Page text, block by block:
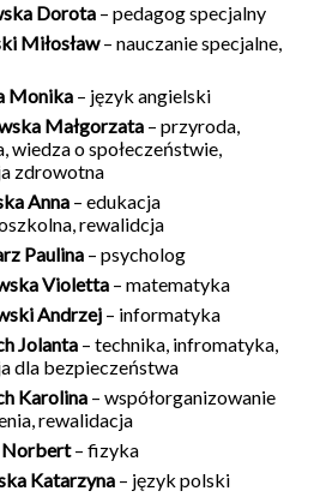
Dorota – pedagog specjalny
Miłosław– nauczanie specjalne,
Monika – język angielski
Małgorzata – przyroda,
wiedza o społeczeństwie,
zdrowotna
Anna – edukacja
rewalidcja
Paulina – psycholog
Violetta – matematyka
Andrzej – informatyka
Jolanta – technika, infromatyka,
dla bezpieczeństwa
Karolina – współorganizowanie
rewalidacja
Norbert– fizyka
Katarzyna – język polski